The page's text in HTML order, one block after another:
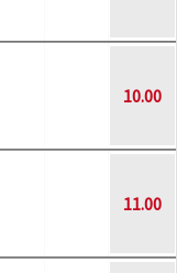
10.00
11.00